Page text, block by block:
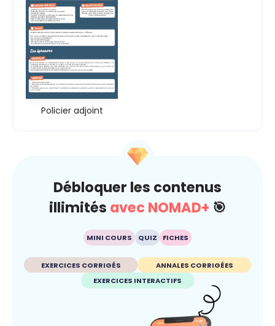
Policier adjoint
Débloquer les contenus
illimités avec NOMAD+ 🎯
MINI COURS QUIZ FICHES
EXERCICES CORRIGÉS
ANNALES CORRIGÉES
EXERCICES INTERACTIFS